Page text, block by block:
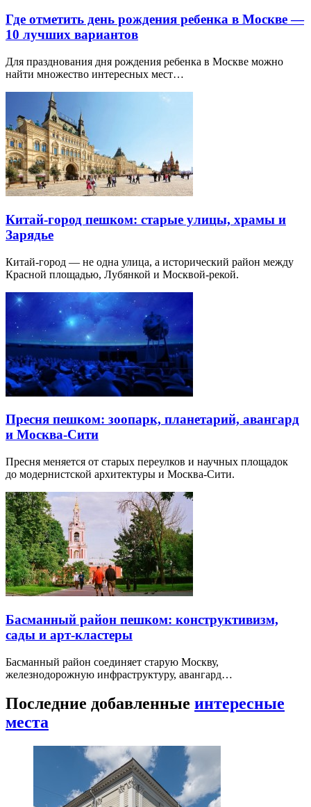
Где отметить день рождения ребенка в Москве —
10 лучших вариантов
Для празднования дня рождения ребенка в Москве можно
найти множество интересных мест…
Китай-город пешком: старые улицы, храмы и
Зарядье
Китай-город — не одна улица, а исторический район между
Красной площадью, Лубянкой и Москвой-рекой.
Пресня пешком: зоопарк, планетарий, авангард
и Москва-Сити
Пресня меняется от старых переулков и научных площадок
до модернистской архитектуры и Москва-Сити.
Басманный район пешком: конструктивизм,
сады и арт-кластеры
Басманный район соединяет старую Москву,
железнодорожную инфраструктуру, авангард…
Последние добавленные интересные
места